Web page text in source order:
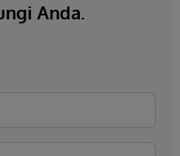
Anda.